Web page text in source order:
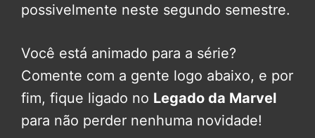
possivelmente neste segundo semestre.
Você está animado para a série?
Comente com a gente logo abaixo, e por
fim, fique ligado no Legado da Marvel
para não perder nenhuma novidade!